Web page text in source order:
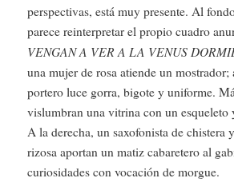
perspectivas, está muy presente. Al
parece reinterpretar el propio cuadro
VENGAN A VER A LA VENUS
una mujer de rosa atiende un mostrador;
portero luce gorra, bigote y uniforme.
vislumbran una vitrina con un esqueleto
A la derecha, un saxofonista de chistera
rizosa aportan un matiz cabaretero al
curiosidades con vocación de morgue.